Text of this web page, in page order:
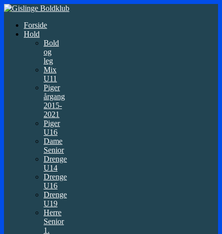
Forside
Hold
Bold
og
leg
Mix
U11
Piger
årgang
2015-
2021
Piger
U16
Dame
Senior
Drenge
U14
Drenge
U16
Drenge
U19
Herre
Senior
1.